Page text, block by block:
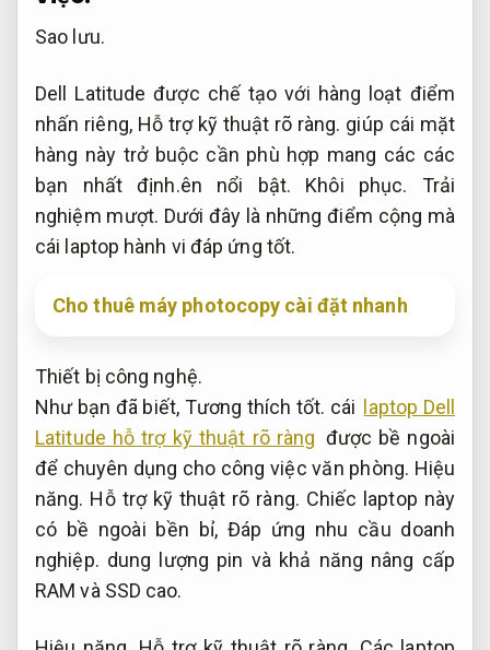
Sao lưu.
Dell Latitude được chế tạo với hàng loạt điểm
nhấn riêng, Hỗ trợ kỹ thuật rõ ràng. giúp cái mặt
hàng này trở buộc cần phù hợp mang các các
bạn nhất định.ên nổi bật. Khôi phục.
Trải
nghiệm mượt. Dưới đây là những điểm cộng mà
cái laptop hành vi đáp ứng tốt.
Cho thuê máy photocopy cài đặt nhanh
Thiết bị công nghệ.
Như bạn đã biết, Tương thích tốt. cái
laptop Dell
Latitude hỗ trợ kỹ thuật rõ ràng được bề ngoài
để chuyên dụng cho công việc văn phòng. Hiệu
năng. Hỗ trợ kỹ thuật rõ ràng. Chiếc laptop này
có bề ngoài bền bỉ, Đáp ứng nhu cầu doanh
nghiệp. dung lượng pin và khả năng nâng cấp
RAM và SSD cao.